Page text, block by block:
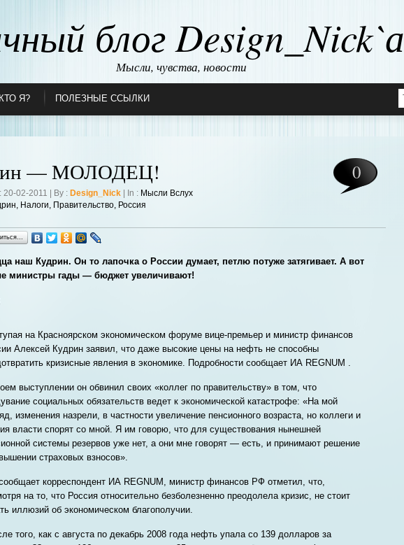
блог Design_Nick`а
Мысли, чувства, новости
КТО Я? ПОЛЕЗНЫЕ ССЫЛКИ
— МОЛОДЕЦ!
20-02-2011 | By : Design_Nick | In : Мысли Вслух
, Налоги, Правительство, Россия
0
наш Кудрин. Он то лапочка о России думает, петлю потуже затягивает. А вот
министры гады — бюджет увеличивают!
на Красноярском экономическом форуме вице-премьер и министр финансов
Алексей Кудрин заявил, что даже высокие цены на нефть не способны
кризисные явления в экономике. Подробности сообщает ИА REGNUM .
выступлении он обвинил своих «коллег по правительству» в том, что
социальных обязательств ведет к экономической катастрофе: «На мой
изменения назрели, в частности увеличение пенсионного возраста, но коллеги и
власти спорят со мной. Я им говорю, что для существования нынешней
системы резервов уже нет, а они мне говорят — есть, и принимают решение
страховых взносов».
корреспондент ИА REGNUM, министр финансов РФ отметил, что,
на то, что Россия относительно безболезненно преодолела кризис, не стоит
иллюзий об экономическом благополучии.
того, как с августа по декабрь 2008 года нефть упала со 139 долларов за